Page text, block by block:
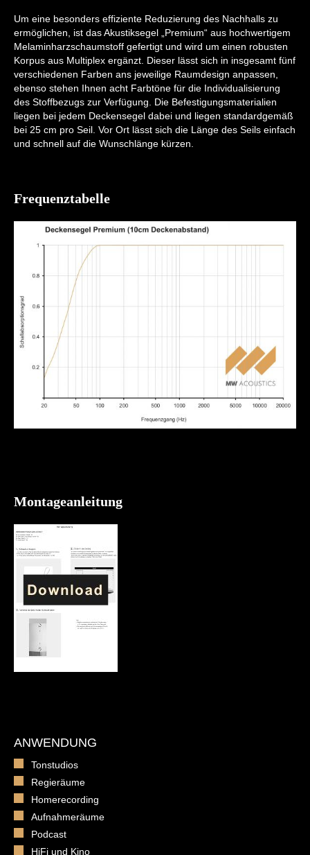
Um eine besonders effiziente Reduzierung des Nachhalls zu
ermöglichen, ist das Akustiksegel „Premium“ aus hochwertigem
Melaminharzschaumstoff gefertigt und wird um einen robusten
Korpus aus Multiplex ergänzt. Dieser lässt sich in insgesamt fünf
verschiedenen Farben ans jeweilige Raumdesign anpassen,
ebenso stehen Ihnen acht Farbtöne für die Individualisierung
des Stoffbezugs zur Verfügung. Die Befestigungsmaterialien
liegen bei jedem Deckensegel dabei und liegen standardgemäß
bei 25 cm pro Seil. Vor Ort lässt sich die Länge des Seils einfach
und schnell auf die Wunschlänge kürzen.
Frequenztabelle
Montageanleitung
ANWENDUNG
Tonstudios
Regieräume
Homerecording
Aufnahmeräume
Podcast
HiFi und Kino